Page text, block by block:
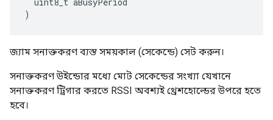
)
জ্যাম সনাক্তকরণ ব্যস্ত সময়কাল (সেকেন্ডে) সেট করুন।
সনাক্তকরণ উইন্ডোর মধ্যে মোট সেকেন্ডের সংখ্যা যেখানে
সনাক্তকরণ ট্রিগার করতে RSSI অবশ্যই থ্রেশহোল্ডের উপরে হতে
হবে।